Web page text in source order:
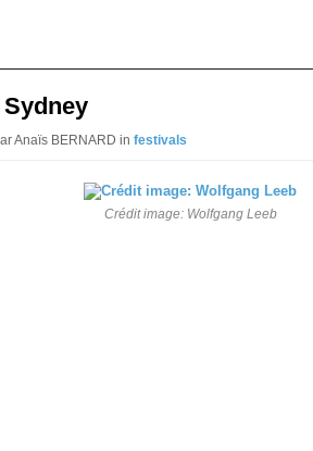
Sydney
Anaïs BERNARD in festivals
Crédit image: Wolfgang Leeb